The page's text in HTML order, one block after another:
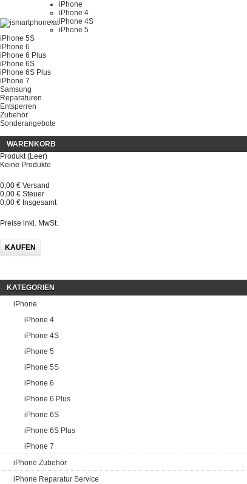
iPhone
iPhone 4
iPhone 4S
iPhone 5
iPhone 5S
iPhone 6
iPhone 6 Plus
iPhone 6S
iPhone 6S Plus
iPhone 7
Samsung
Reparaturen
Entsperren
Zubehör
Sonderangebote
WARENKORB
Produkt (Leer)
Keine Produkte
0,00 € Versand
0,00 € Steuer
0,00 € Insgesamt
Preise inkl. MwSt.
KAUFEN
KATEGORIEN
iPhone
iPhone 4
iPhone 4S
iPhone 5
iPhone 5S
iPhone 6
iPhone 6 Plus
iPhone 6S
iPhone 6S Plus
iPhone 7
iPhone Zubehör
iPhone Reparatur Service